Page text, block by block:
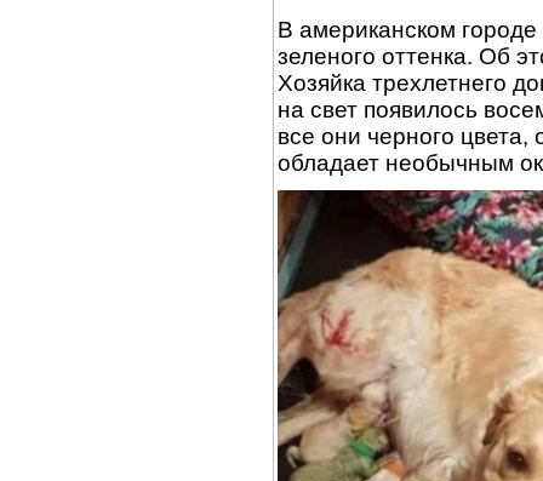
В американском
зеленого оттенка. Об
Хозяйка трехлетнего
на свет появилось
все они черного
обладает необычным